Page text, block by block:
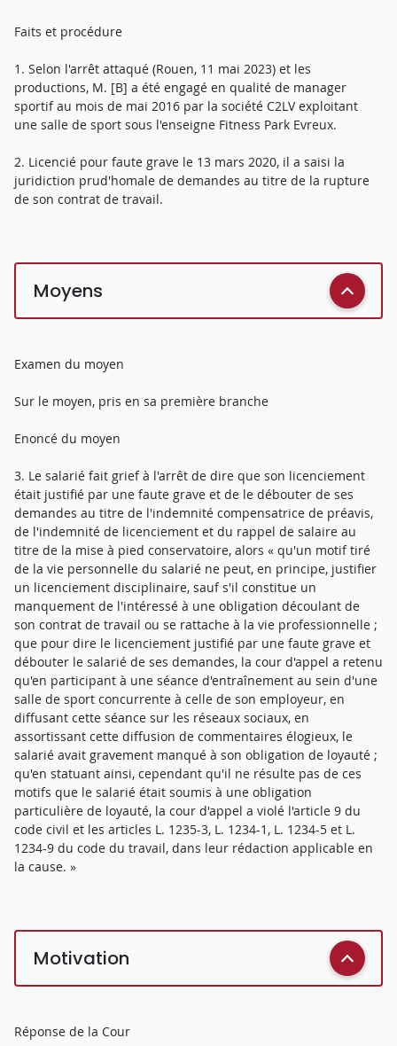
Faits et procédure
1. Selon l'arrêt attaqué (Rouen, 11 mai 2023) et les
productions, M. [B] a été engagé en qualité de manager
sportif au mois de mai 2016 par la société C2LV exploitant
une salle de sport sous l'enseigne Fitness Park Evreux.
2. Licencié pour faute grave le 13 mars 2020, il a saisi la
juridiction prud'homale de demandes au titre de la rupture
de son contrat de travail.
Moyens
Examen du moyen
Sur le moyen, pris en sa première branche
Enoncé du moyen
3. Le salarié fait grief à l'arrêt de dire que son licenciement
était justifié par une faute grave et de le débouter de ses
demandes au titre de l'indemnité compensatrice de préavis,
de l'indemnité de licenciement et du rappel de salaire au
titre de la mise à pied conservatoire, alors « qu'un motif tiré
de la vie personnelle du salarié ne peut, en principe, justifier
un licenciement disciplinaire, sauf s'il constitue un
manquement de l'intéressé à une obligation découlant de
son contrat de travail ou se rattache à la vie professionnelle ;
que pour dire le licenciement justifié par une faute grave et
débouter le salarié de ses demandes, la cour d'appel a retenu
qu'en participant à une séance d'entraînement au sein d'une
salle de sport concurrente à celle de son employeur, en
diffusant cette séance sur les réseaux sociaux, en
assortissant cette diffusion de commentaires élogieux, le
salarié avait gravement manqué à son obligation de loyauté ;
qu'en statuant ainsi, cependant qu'il ne résulte pas de ces
motifs que le salarié était soumis à une obligation
particulière de loyauté, la cour d'appel a violé l'article 9 du
code civil et les articles L. 1235-3, L. 1234-1, L. 1234-5 et L.
1234-9 du code du travail, dans leur rédaction applicable en
la cause. »
Motivation
Réponse de la Cour